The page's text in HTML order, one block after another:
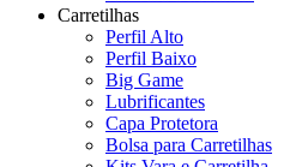
Carretilhas
Perfil Alto
Perfil Baixo
Big Game
Lubrificantes
Capa Protetora
Bolsa para Carretilhas